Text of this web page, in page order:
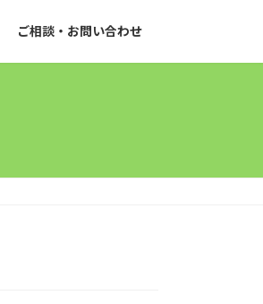
ご相談・お問い合わせ